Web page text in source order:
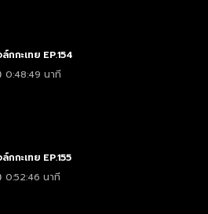
กกะเทย EP.154
0:48:49 นาที
กกะเทย EP.155
0:52:46 นาที